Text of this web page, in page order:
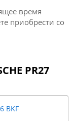
время
приобрести со
PR27
BKF